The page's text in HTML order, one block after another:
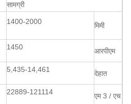
सामग्री
1400-2000 मिमी
1450 आरपीएम
5,435-14,461 देहात
22889-121114 एम 3 / एच